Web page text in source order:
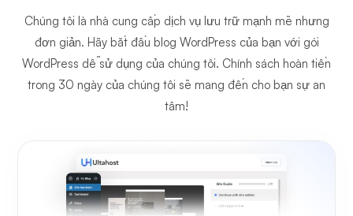
Chúng tôi là nhà cung cấp dịch vụ lưu trữ mạnh mẽ nhưng
đơn giản. Hãy bắt đầu blog WordPress của bạn với gói
WordPress dễ sử dụng của chúng tôi. Chính sách hoàn tiền
trong 30 ngày của chúng tôi sẽ mang đến cho bạn sự an
tâm!